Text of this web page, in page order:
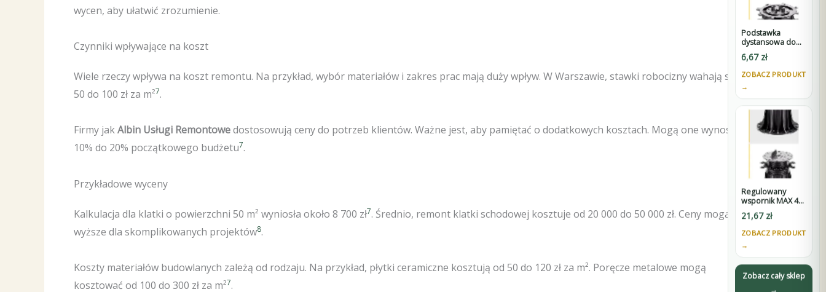
wycen, aby ułatwić zrozumienie.
Czynniki wpływające na koszt
Wiele rzeczy wpływa na koszt remontu. Na przykład, wybór materiałów i zakres prac mają duży wpływ. W Warszawie, stawki robocizny wahają się od
50 do 100 zł za m²7.
Firmy jakAlbin Usługi Remontowedostosowują ceny do potrzeb klientów. Ważne jest, aby pamiętać o dodatkowych kosztach. Mogą one wynosić od
10% do 20% początkowego budżetu7.
Przykładowe wyceny
Kalkulacja dla klatki o powierzchni 50 m² wyniosła około 8 700 zł7. Średnio, remont klatki schodowej kosztuje od 20 000 do 50 000 zł. Ceny mogą być
wyższe dla skomplikowanych projektów8.
Koszty materiałów budowlanych zależą od rodzaju. Na przykład, płytki ceramiczne kosztują od 50 do 120 zł za m². Poręcze metalowe mogą
kosztować od 100 do 300 zł za m²7.
Podstawka
dystansowa do
wsporników
SPIRAL -
wysokość 60 mm
6,67 zł
ZOBACZ PRODUKT
→
Regulowany
wspornik MAX 45-
75 mm do
tarasów
wentylowanych
pod płyty z D3
21,67 zł
ZOBACZ PRODUKT
→
Zobacz cały sklep
→